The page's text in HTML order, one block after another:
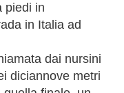
piedi in
in Italia ad
dai nursini
diciannove metri